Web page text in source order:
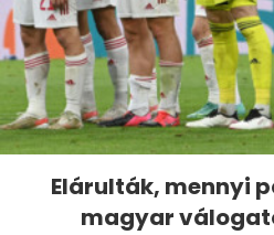
Elárulták, mennyi
magyar